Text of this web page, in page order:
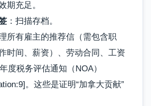
期充足。
：扫描存档。
所有雇主的推荐信（需包含职
时间、薪资）、劳动合同、工资
度税务评估通知（NOA）
。这些是证明“加拿大贡献”